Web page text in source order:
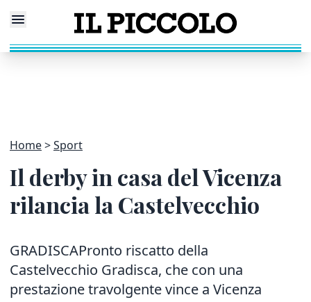
Home Sport
Il derby in casa del Vicenza
rilancia la Castelvecchio
GRADISCAPronto riscatto della
Castelvecchio Gradisca, che con una
prestazione travolgente vince a Vicenza